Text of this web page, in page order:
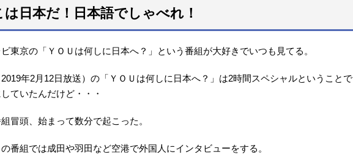
は日本だ！日本語でしゃべれ！
東京の「ＹＯＵは何しに日本へ？」という番組が大好きでいつも見てる。
年2月12日放送）の「ＹＯＵは何しに日本へ？」は2時間スペシャルということで
ていたんだけど・・・
冒頭、始まって数分で起こった。
番組では成田や羽田など空港で外国人にインタビューをする。